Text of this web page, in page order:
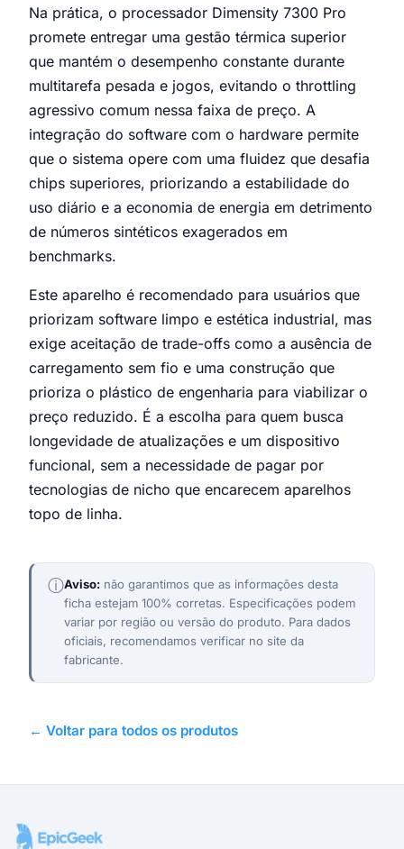
Na prática, o processador Dimensity 7300 Pro
promete entregar uma gestão térmica superior
que mantém o desempenho constante durante
multitarefa pesada e jogos, evitando o throttling
agressivo comum nessa faixa de preço. A
integração do software com o hardware permite
que o sistema opere com uma fluidez que desafia
chips superiores, priorizando a estabilidade do
uso diário e a economia de energia em detrimento
de números sintéticos exagerados em
benchmarks.
Este aparelho é recomendado para usuários que
priorizam software limpo e estética industrial, mas
exige aceitação de trade-offs como a ausência de
carregamento sem fio e uma construção que
prioriza o plástico de engenharia para viabilizar o
preço reduzido. É a escolha para quem busca
longevidade de atualizações e um dispositivo
funcional, sem a necessidade de pagar por
tecnologias de nicho que encarecem aparelhos
topo de linha.
ⓘAviso:não garantimos que as informações desta
ficha estejam 100% corretas. Especificações podem
variar por região ou versão do produto. Para dados
oficiais, recomendamos verificar no site da
fabricante.
← Voltar para todos os produtos